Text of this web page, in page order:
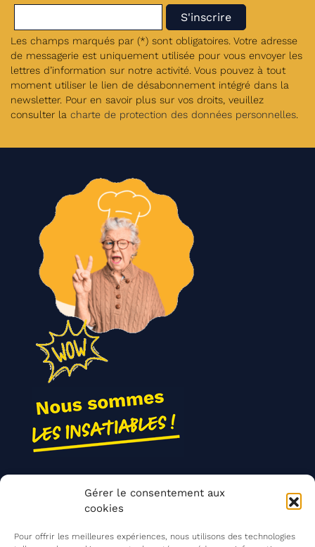
Gérer le consentement aux
cookies
Pour offrir les meilleures expériences, nous utilisons des technologies
Les champs marqués par (*) sont obligatoires. Votre adresse
de messagerie est uniquement utilisée pour vous envoyer les
lettres d’information sur notre activité. Vous pouvez à tout
moment utiliser le lien de désabonnement intégré dans la
newsletter. Pour en savoir plus sur vos droits, veuillez
consulter la charte de protection des données personnelles
Agir ensemble